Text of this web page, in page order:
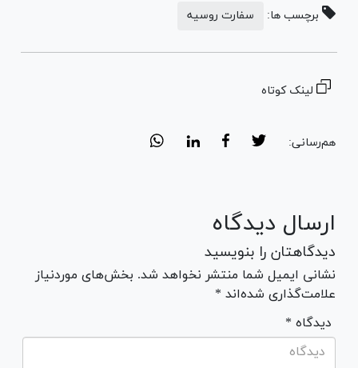
برچسب ها: سفارت روسیه
لینک کوتاه
هم‌رسانی:
ارسال دیدگاه
دیدگاهتان را بنویسید
نشانی ایمیل شما منتشر نخواهد شد. بخش‌های موردنیاز
علامت‌گذاری شده‌اند *
* دیدگاه